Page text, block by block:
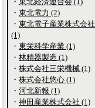
・ 東北電力 (2)
・ 東北電子産業株式会社
(1)
・ 東栄科学産業 (1)
・ 林精器製造 (1)
・ 株式会社三栄機械 (1)
・ 株式会社悠心 (1)
・ 河北新報 (1)
・ 神田産業株式会社 (1)